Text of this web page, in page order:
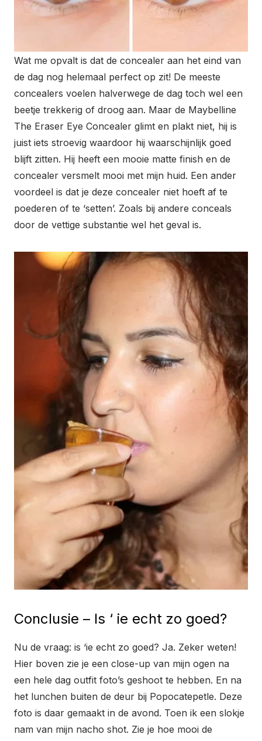
Wat me opvalt is dat de concealer aan het eind van
de dag nog helemaal perfect op zit! De meeste
concealers voelen halverwege de dag toch wel een
beetje trekkerig of droog aan. Maar de Maybelline
The Eraser Eye Concealer glimt en plakt niet, hij is
juist iets stroevig waardoor hij waarschijnlijk goed
blijft zitten. Hij heeft een mooie matte finish en de
concealer versmelt mooi met mijn huid. Een ander
voordeel is dat je deze concealer niet hoeft af te
poederen of te ‘setten’. Zoals bij andere conceals
door de vettige substantie wel het geval is.
Conclusie – Is ‘ ie echt zo goed?
Nu de vraag: is ‘ie echt zo goed? Ja. Zeker weten!
Hier boven zie je een close-up van mijn ogen na
een hele dag outfit foto’s geshoot te hebben. En na
het lunchen buiten de deur bij Popocatepetle. Deze
foto is daar gemaakt in de avond. Toen ik een slokje
nam van mijn nacho shot. Zie je hoe mooi de